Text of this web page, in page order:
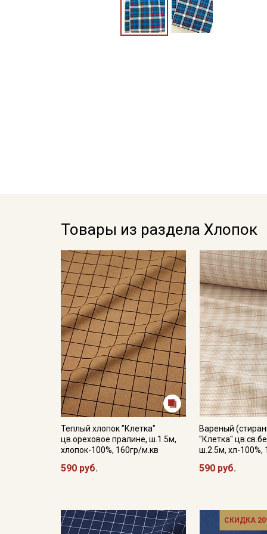
Товары из раздела Хлопок
Теплый хлопок "Клетка"
цв.ореховое пралине, ш.1.5м,
хлопок-100%, 160гр/м.кв
590 руб.
Вареный
"Клетка"
ш.2.5м, хл-100%,
590 руб.
СКИДКА